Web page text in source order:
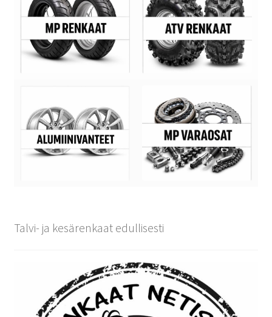
Talvi- ja kesärenkaat edullisesti